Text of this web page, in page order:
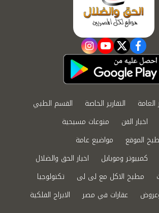
facebook
twitter
youtube
instagram
العامة التقارير الخاصة
القسم الطبي
اخبار الفن
منوعات مسيحية
الموقع
مواضيع عامة
كمبيوتر وموبايل
اخبار الحق والضلال
مطبخ الاكل مع لى لى
تكنولوجيا
عقارات في مصر
الابراج الفلكية